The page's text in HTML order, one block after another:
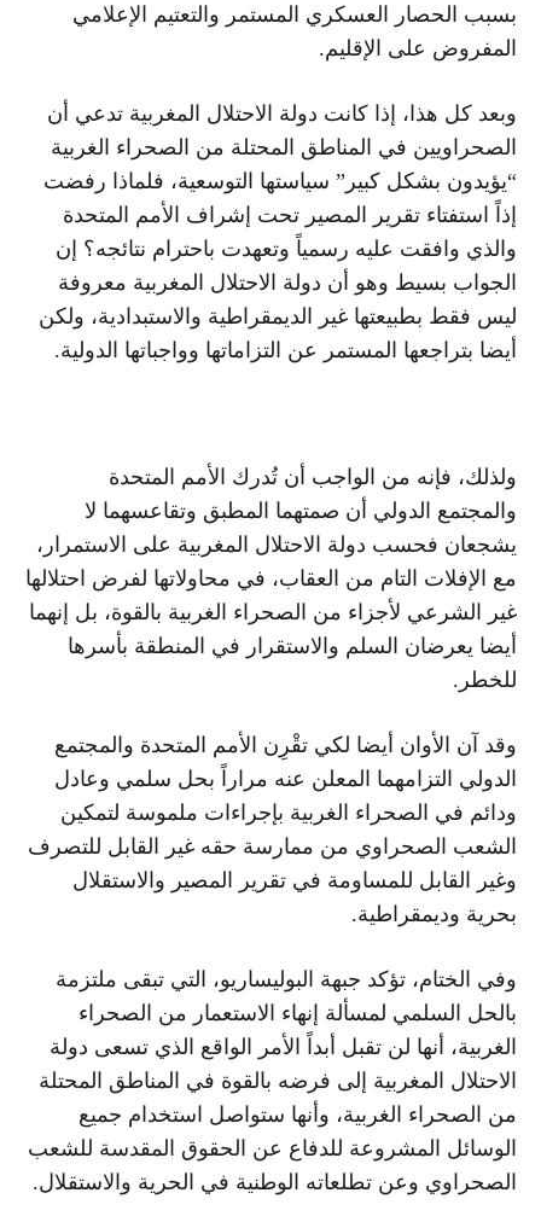
بسبب الحصار العسكري المستمر والتعتيم الإعلامي
المفروض على الإقليم.
وبعد كل هذا، إذا كانت دولة الاحتلال المغربية تدعي أن
الصحراويين في المناطق المحتلة من الصحراء الغربية
“يؤيدون بشكل كبير” سياستها التوسعية، فلماذا رفضت
إذاً استفتاء تقرير المصير تحت إشراف الأمم المتحدة
والذي وافقت عليه رسمياً وتعهدت باحترام نتائجه؟ إن
الجواب بسيط وهو أن دولة الاحتلال المغربية معروفة
ليس فقط بطبيعتها غير الديمقراطية والاستبدادية، ولكن
أيضا بتراجعها المستمر عن التزاماتها وواجباتها الدولية.
ولذلك، فإنه من الواجب أن تُدرك الأمم المتحدة
والمجتمع الدولي أن صمتهما المطبق وتقاعسهما لا
يشجعان فحسب دولة الاحتلال المغربية على الاستمرار،
مع الإفلات التام من العقاب، في محاولاتها لفرض احتلالها
غير الشرعي لأجزاء من الصحراء الغربية بالقوة، بل إنهما
أيضا يعرضان السلم والاستقرار في المنطقة بأسرها
للخطر.
وقد آن الأوان أيضا لكي تقْرِن الأمم المتحدة والمجتمع
الدولي التزامهما المعلن عنه مراراً بحل سلمي وعادل
ودائم في الصحراء الغربية بإجراءات ملموسة لتمكين
الشعب الصحراوي من ممارسة حقه غير القابل للتصرف
وغير القابل للمساومة في تقرير المصير والاستقلال
بحرية وديمقراطية.
وفي الختام، تؤكد جبهة البوليساريو، التي تبقى ملتزمة
بالحل السلمي لمسألة إنهاء الاستعمار من الصحراء
الغربية، أنها لن تقبل أبداً الأمر الواقع الذي تسعى دولة
الاحتلال المغربية إلى فرضه بالقوة في المناطق المحتلة
من الصحراء الغربية، وأنها ستواصل استخدام جميع
الوسائل المشروعة للدفاع عن الحقوق المقدسة للشعب
الصحراوي وعن تطلعاته الوطنية في الحرية والاستقلال.